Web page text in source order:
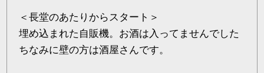
＜長堂のあたりからスタート＞
埋め込まれた自販機。お酒は入ってませんでした
ちなみに壁の方は酒屋さんです。